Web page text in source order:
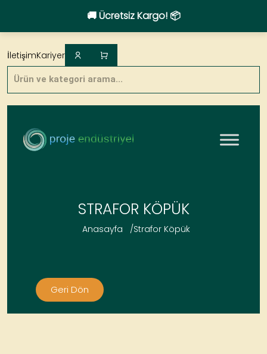
🚚 Ücretsiz Kargo! 📦
to
content
Products
search
İletişimKariyer
STRAFOR KÖPÜK
Anasayfa /Strafor Köpük
Geri Dön